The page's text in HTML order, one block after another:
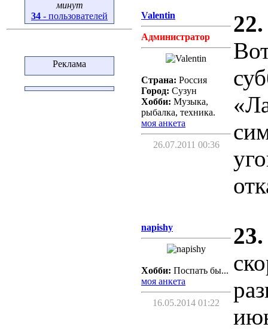
минут
34 - пользователей
Реклама
Valentin
Администратор
Страна: Россия
Город: Сузун
Хобби: Музыка,
рыбалка, техника.
моя анкета
26.07.2011 00:36
22.
napishy
Хобби: Поспать бы...
моя анкета
16.05.2014 01:22
23.